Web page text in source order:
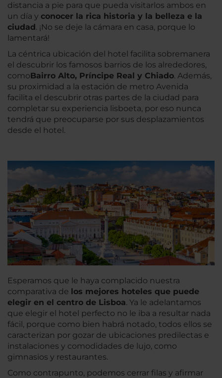
distancia a pie para que pueda visitarlos ambos en
un día y conocer la rica historia y la belleza e la
ciudad. ¡No se deje la cámara en casa, porque lo
lamentará!
La céntrica ubicación del hotel facilita sobremanera
el descubrir los famosos barrios de los alrededores,
comoBairro Alto, Príncipe Real y Chiado. Además,
su proximidad a la estación de metro Avenida
facilita el descubrir otras partes de la ciudad para
completar su experiencia lisboeta, por eso nunca
tendrá que preocuparse por sus desplazamientos
desde el hotel.
Esperamos que le haya complacido nuestra
comparativa de los mejores hoteles que puede
elegir en el centro de Lisboa. Ya le adelantamos
que elegir el hotel perfecto no le iba a resultar nada
fácil, porque como bien habrá notado, todos ellos se
caracterizan por gozar de ubicaciones predilectas e
instalaciones y comodidades de lujo, como
gimnasios y restaurantes.
Como contrapunto, podemos cerrar filas y afirmar